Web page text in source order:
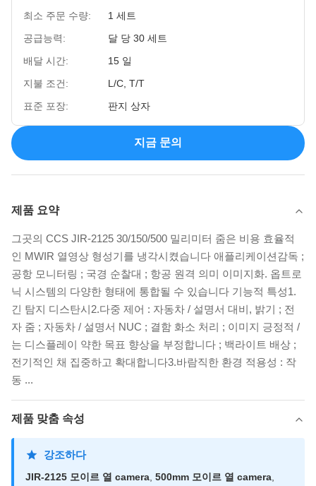
최소 주문 수량:
1 세트
공급능력:
달 당 30 세트
배달 시간:
15 일
지불 조건:
L/C, T/T
표준 포장:
판지 상자
지금 문의
제품 요약
그곳의 CCS JIR-2125 30/150/500 밀리미터 줌은 비용 효율적
인 MWIR 열영상 형성기를 냉각시켰습니다 애플리케이션감독 ;
공항 모니터링 ; 국경 순찰대 ; 항공 원격 의미 이미지화. 옵트로
닉 시스템의 다양한 형태에 통합될 수 있습니다 기능적 특성1.
긴 탐지 디스탄시2.다중 제어 : 자동차 / 설명서 대비, 밝기 ; 전
자 줌 ; 자동차 / 설명서 NUC ; 결함 화소 처리 ; 이미지 긍정적 /
는 디스플레이 약한 목표 향상을 부정합니다 ; 백라이트 배상 ;
전기적인 채 집중하고 확대합니다3.바람직한 환경 적용성 : 작
동 ...
제품 맞춤 속성
강조하다
JIR-2125 모이르 열 camera, 500mm 모이르 열 camera,